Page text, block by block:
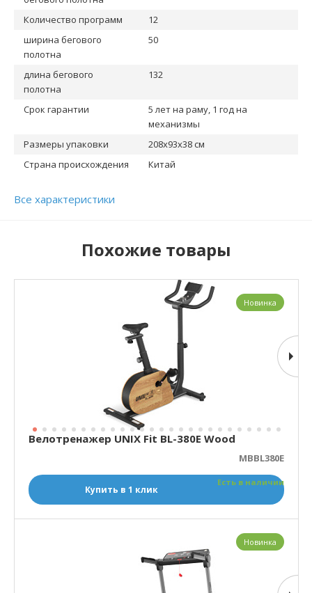
Количество программ
12
ширина бегового
полотна
50
длина бегового
полотна
132
Срок гарантии
5 лет на раму, 1 год на
механизмы
Размеры упаковки
208x93x38 см
Страна происхождения
Китай
Все характеристики
Похожие товары
Велотренажер UNIX Fit BL-380E Wood
MBBL380E
Есть в наличии
Купить в 1 клик
Новинка
Новинка